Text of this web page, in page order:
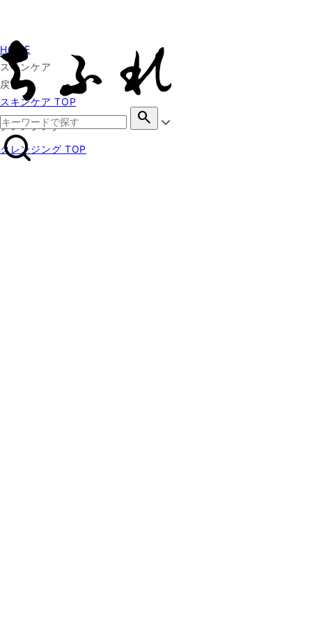
search
HOME
スキンケア
戻る
スキンケア TOP
クレンジング
クレンジング TOP